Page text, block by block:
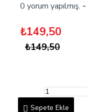
0 yorum yapılmış. -
₺149,50
₺149,50
Sepete Ekle